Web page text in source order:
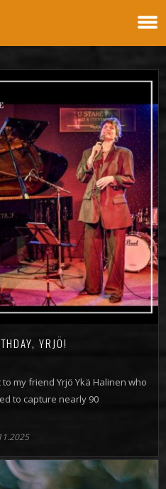
YRJÖ!
my friend Yrjö Ykä Halinen who
to capture nearly 90